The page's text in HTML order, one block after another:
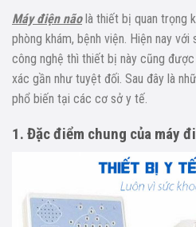
Máy điện nãolà thiết bị quan trọng
phòng khám, bệnh viện. Hiện nay
công nghệ thì thiết bị này cũng
xác gần như tuyệt đối. Sau đây là
phổ biến tại các cơ sở y tế.
1. Đặc điểm chung của máy